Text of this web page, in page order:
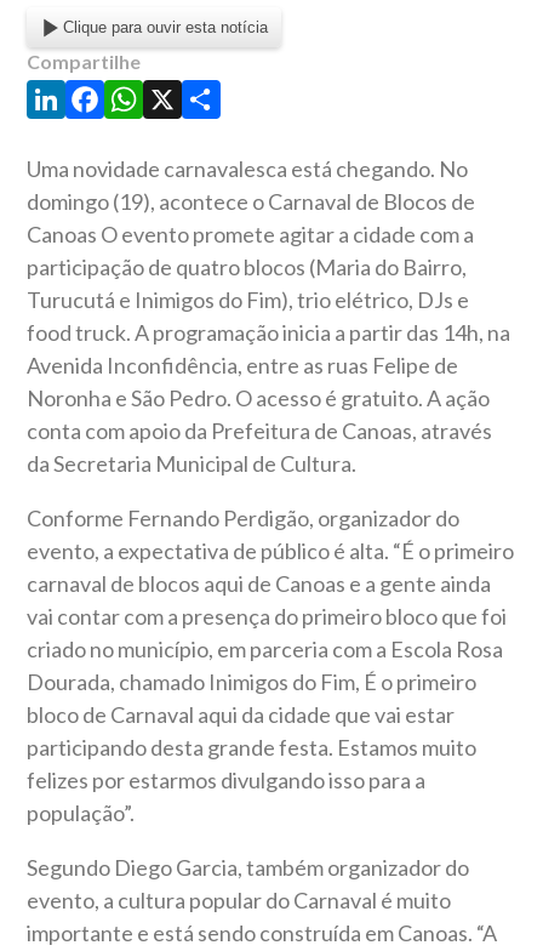
Clique para ouvir esta notícia
Compartilhe
LinkedIn
Facebook
WhatsApp
X Share
Uma novidade carnavalesca está chegando. No
domingo (19), acontece o Carnaval de Blocos de
Canoas O evento promete agitar a cidade com a
participação de quatro blocos (Maria do Bairro,
Turucutá e Inimigos do Fim), trio elétrico, DJs e
food truck. A programação inicia a partir das 14h, na
Avenida Inconfidência, entre as ruas Felipe de
Noronha e São Pedro. O acesso é gratuito. A ação
conta com apoio da Prefeitura de Canoas, através
da Secretaria Municipal de Cultura.
Conforme Fernando Perdigão, organizador do
evento, a expectativa de público é alta. “É o primeiro
carnaval de blocos aqui de Canoas e a gente ainda
vai contar com a presença do primeiro bloco que foi
criado no município, em parceria com a Escola Rosa
Dourada, chamado Inimigos do Fim, É o primeiro
bloco de Carnaval aqui da cidade que vai estar
participando desta grande festa. Estamos muito
felizes por estarmos divulgando isso para a
população”.
Segundo Diego Garcia, também organizador do
evento, a cultura popular do Carnaval é muito
importante e está sendo construída em Canoas. “A